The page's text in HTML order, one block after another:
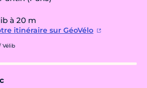
à 20 m
itinéraire sur GéoVélo
Vélib